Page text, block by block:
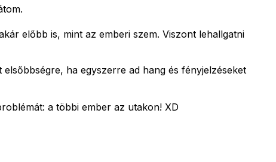
előbb is, mint az emberi szem. Viszont lehallgatni
ha egyszerre ad hang és fényjelzéseket
a többi ember az utakon! XD